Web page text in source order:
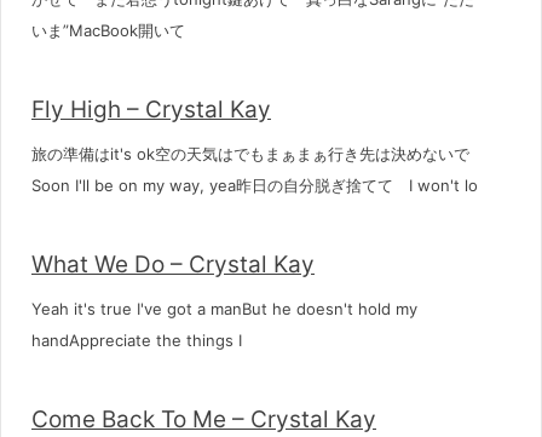
いま”MacBook開いて
Fly High – Crystal Kay
旅の準備はit's ok空の天気はでもまぁまぁ行き先は決めないで
Soon I'll be on my way, yea昨日の自分脱ぎ捨てて I won't lo
What We Do – Crystal Kay
Yeah it's true I've got a manBut he doesn't hold my
handAppreciate the things I
Come Back To Me – Crystal Kay